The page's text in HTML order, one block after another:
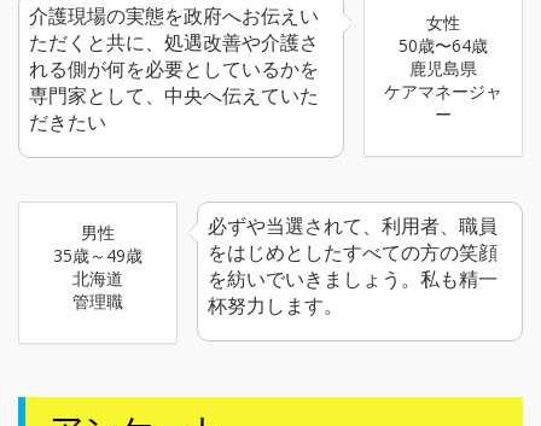
介護現場の実態を政府へお伝えい
ただくと共に、処遇改善や介護さ
れる側が何を必要としているかを
専門家として、中央へ伝えていた
だきたい
女性
50歳〜64歳
鹿児島県
ケアマネージャ
ー
男性
35歳～49歳
北海道
管理職
必ずや当選されて、利用者、職員
をはじめとしたすべての方の笑顔
を紡いでいきましょう。私も精一
杯努力します。